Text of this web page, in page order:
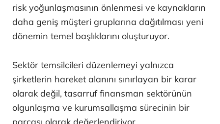
risk yoğunlaşmasının önlenmesi ve kaynakların
daha geniş müşteri gruplarına dağıtılması yeni
dönemin temel başlıklarını oluşturuyor.
Sektör temsilcileri düzenlemeyi yalnızca
şirketlerin hareket alanını sınırlayan bir karar
olarak değil, tasarruf finansman sektörünün
olgunlaşma ve kurumsallaşma sürecinin bir